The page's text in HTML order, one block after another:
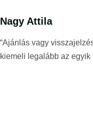
Nagy Attila
“Ajánlás vagy
kiemeli legalább az egyik